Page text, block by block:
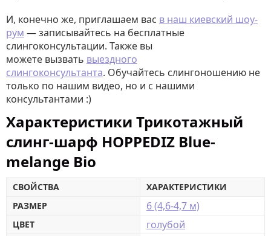
И, конечно же, приглашаем вас в наш киевский шоу-
рум — записывайтесь на бесплатные
слингоконсультации. Также вы
можете вызвать выездного
слингоконсультанта. Обучайтесь слингоношению не
только по нашим видео, но и с нашими
консультантами :)
Характеристики Трикотажный
слинг-шарф HOPPEDIZ Blue-
melange Bio
СВОЙСТВА
ХАРАКТЕРИСТИКИ
РАЗМЕР
6 (4,6-4,7 м)
ЦВЕТ голубой